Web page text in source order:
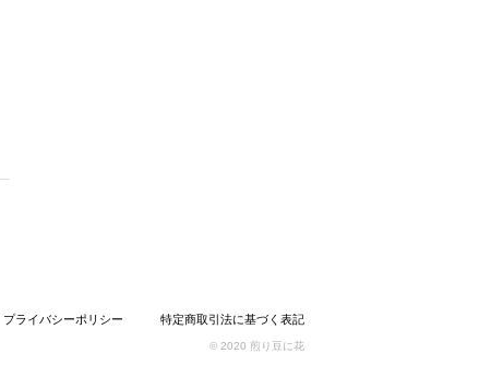
プライバシーポリシー 特定商取引法に基づく表記
© 2020 煎り豆に花